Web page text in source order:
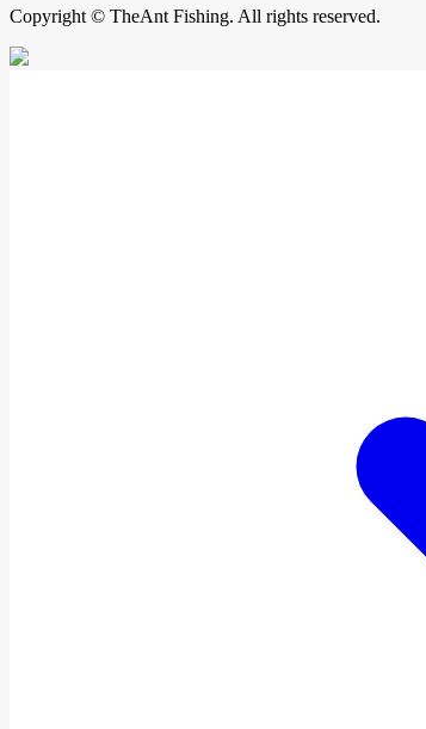
Copyright © TheAnt Fishing. All rights reserved.